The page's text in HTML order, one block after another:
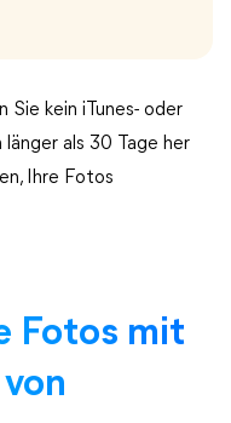
Sie kein iTunes- oder
als 30 Tage her
Ihre Fotos
Fotos mit